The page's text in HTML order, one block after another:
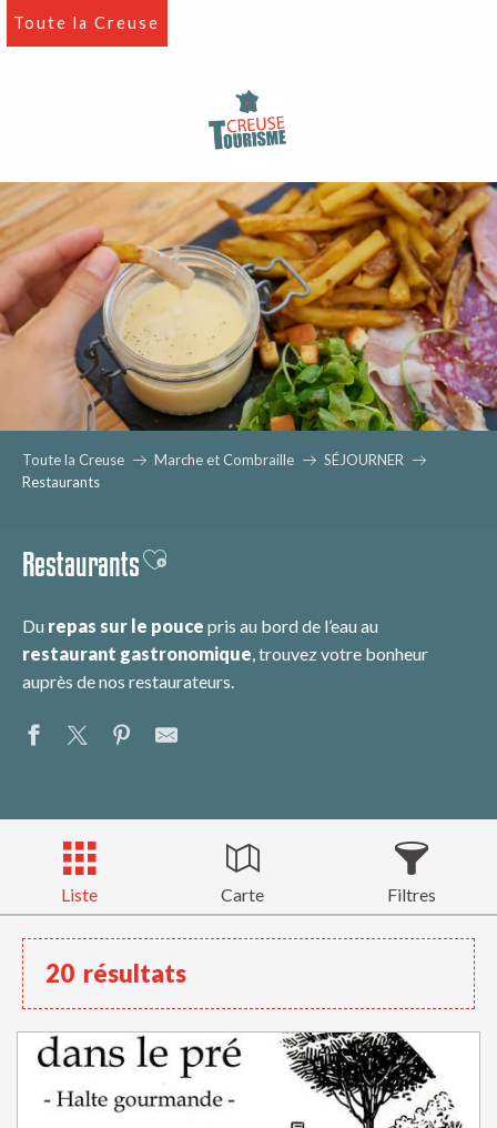
Aller
Toute la Creuse
Toute la Creuse Marche et Combraille
SÉJOURNER
Restaurants
RestaurantsAjouter aux favoris
Du repas sur le pouce pris au bord de l’eau au
restaurant gastronomique, trouvez votre bonheur
auprès de nos restaurateurs.
Liste Carte Filtres
20 résultats